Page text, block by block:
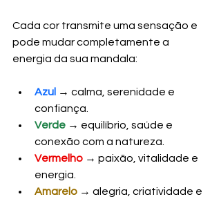
Cada cor transmite uma sensação e
pode mudar completamente a
energia da sua mandala:
Azul → calma, serenidade e
confiança.
Verde → equilíbrio, saúde e
conexão com a natureza.
Vermelho → paixão, vitalidade e
energia.
Amarelo → alegria, criatividade e